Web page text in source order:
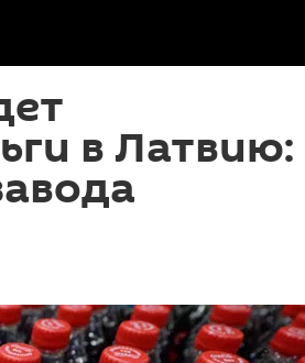
в Латвию: